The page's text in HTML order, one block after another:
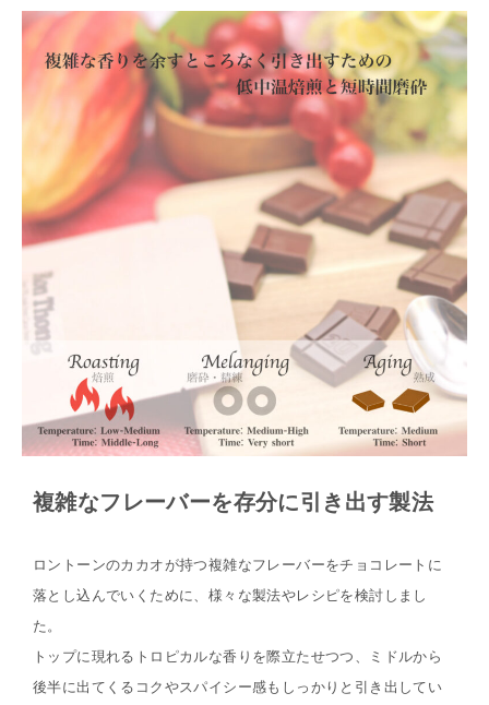
複雑なフレーバーを存分に引き出す製法
ロントーンのカカオが持つ複雑なフレーバーをチョコレートに
落とし込んでいくために、様々な製法やレシピを検討しまし
た。
トップに現れるトロピカルな香りを際立たせつつ、ミドルから
後半に出てくるコクやスパイシー感もしっかりと引き出してい